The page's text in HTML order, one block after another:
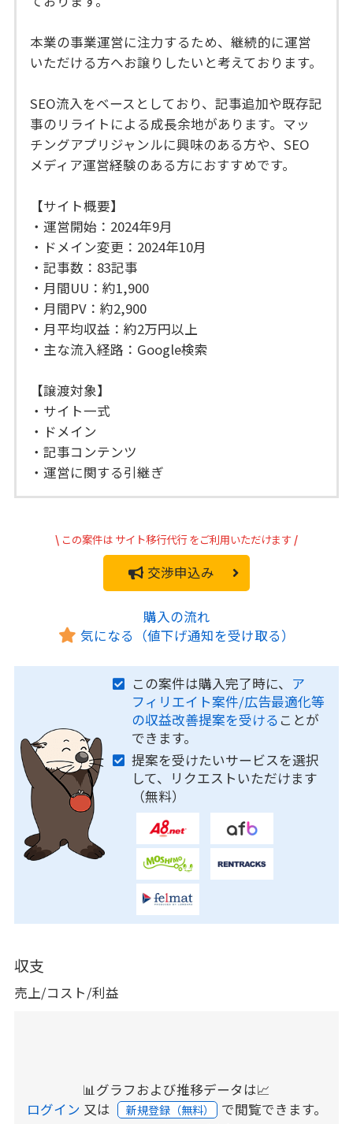
本業の事業運営に注力するため、継続的に運営
いただける方へお譲りしたいと考えております。
SEO流入をベースとしており、記事追加や既存記
事のリライトによる成長余地があります。マッ
チングアプリジャンルに興味のある方や、SEO
メディア運営経験のある方におすすめです。
【サイト概要】
・運営開始：2024年9月
・ドメイン変更：2024年10月
・記事数：83記事
・月間UU：約1,900
・月間PV：約2,900
・月平均収益：約2万円以上
・主な流入経路：Google検索
【譲渡対象】
・サイト一式
・ドメイン
・記事コンテンツ
・運営に関する引継ぎ
\ この案件は サイト移行代行 をご利用いただけます /
交渉申込み
購入の流れ
気になる（値下げ通知を受け取る）
この案件は購入完了時に、 ア
フィリエイト案件/広告最適化等
の収益改善提案を受ける ことが
できます。
提案を受けたいサービスを選択
して、リクエストいただけます
（無料）
収支
売上/コスト/利益
📊グラフおよび推移データは📈
ログイン 又は 新規登録（無料） で閲覧できます。